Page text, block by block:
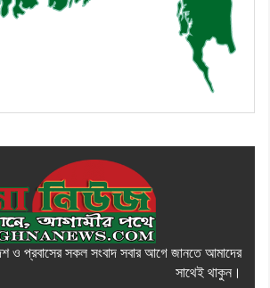
ও প্রবাসের সকল সংবাদ সবার আগে জানতে আমাদের
সাথেই থাকুন।